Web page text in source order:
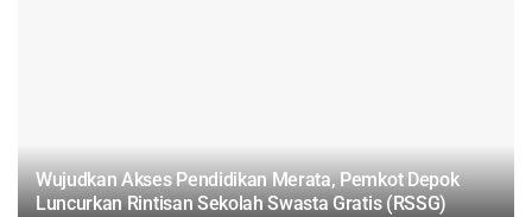
Wujudkan Akses Pendidikan Merata, Pemkot Depok
Luncurkan Rintisan Sekolah Swasta Gratis (RSSG)